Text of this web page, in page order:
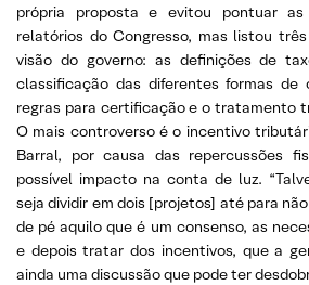
própria proposta e evitou pontuar as
relatórios do Congresso, mas listou três
visão do governo: as definições de
classificação das diferentes formas de
regras para certificação e o tratamento
O mais controverso é o incentivo
Barral, por causa das repercussões
possível impacto na conta de luz.
seja dividir em dois [projetos] até para
de pé aquilo que é um consenso, as
e depois tratar dos incentivos, que a
ainda uma discussão que pode ter